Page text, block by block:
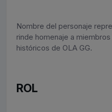
Nombre del personaje
rinde homenaje a
históricos de OLA GG.
ROL